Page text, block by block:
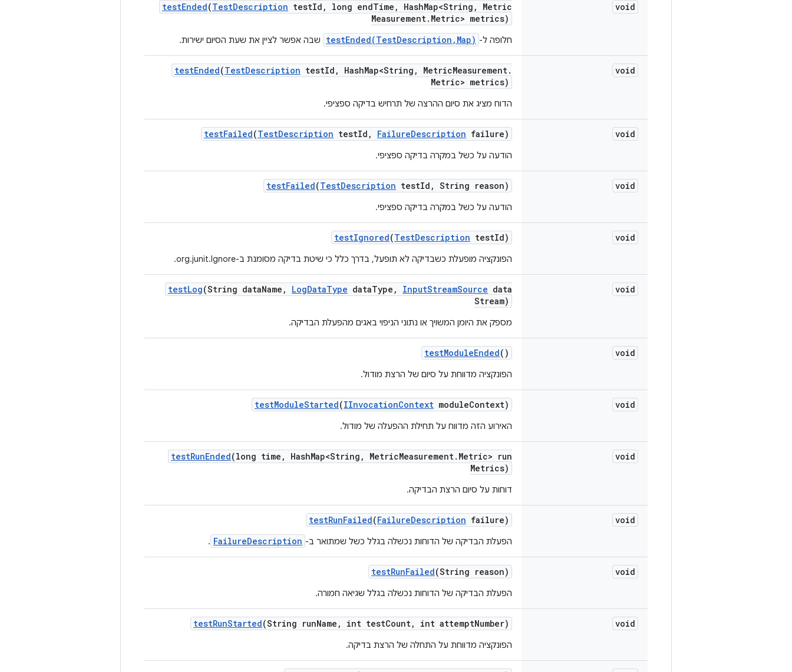
void
testEnded(TestDescription testId , long endTime , HashMap<String ,
Metric
Measurement. Metric> metrics)
חלופה ל- testEnded(TestDescription,Map) שבה אפשר לציין את שעת הסיום ישירות.
void
testEnded(TestDescription testId , HashMap<String , MetricMeasurement.
Metric> metrics)
הדוח מציג את סיום ההרצה של תרחיש בדיקה ספציפי.
void
testFailed(TestDescription testId , FailureDescription failure)
הודעה על כשל במקרה בדיקה ספציפי.
void
testFailed(TestDescription testId , String reason)
הודעה על כשל במקרה בדיקה ספציפי.
void
testIgnored(TestDescription testId)
הפונקציה מופעלת כשבדיקה לא תופעל, בדרך כלל כי שיטת בדיקה מסומנת ב-org.junit.Ignore.
void
testLog(String dataName , LogDataType dataType , InputStreamSource data
Stream)
מספק את היומן המשויך או נתוני הניפוי באגים מהפעלת הבדיקה.
void
testModuleEnded()
הפונקציה מדווחת על סיום של הרצת מודול.
void
testModuleStarted(IInvocationContext moduleContext)
האירוע הזה מדווח על תחילת ההפעלה של מודול.
void
testRunEnded(long time , HashMap<String , MetricMeasurement. Metric> run
Metrics)
דוחות על סיום הרצת הבדיקה.
void
testRunFailed(FailureDescription failure)
הפעלת הבדיקה של הדוחות נכשלה בגלל כשל שמתואר ב- FailureDescription
.
void
testRunFailed(String reason)
הפעלת הבדיקה של הדוחות נכשלה בגלל שגיאה חמורה.
void
testRunStarted(String runName , int testCount, int attemptNumber)
הפונקציה מדווחת על התחלה של הרצת בדיקה.